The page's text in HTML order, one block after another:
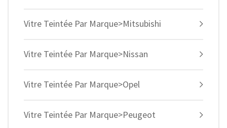
Vitre Teintée Par Marque>Mitsubishi
Vitre Teintée Par Marque>Nissan
Vitre Teintée Par Marque>Opel
Vitre Teintée Par Marque>Peugeot